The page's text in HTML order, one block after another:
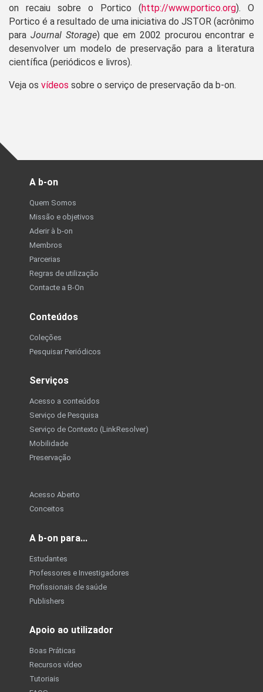
on recaiu sobre o Portico (http://www.portico.org). O
Portico é a resultado de uma iniciativa do JSTOR (acrônimo
para Journal Storage) que em 2002 procurou encontrar e
desenvolver um modelo de preservação para a literatura
científica (periódicos e livros).
Veja os vídeos sobre o serviço de preservação da b-on.
A b-on
Quem Somos
Missão e objetivos
Aderir à b-on
Membros
Parcerias
Regras de utilização
Contacte a B-On
Conteúdos
Coleções
Pesquisar Periódicos
Serviços
Acesso a conteúdos
Serviço de Pesquisa
Serviço de Contexto (LinkResolver)
Mobilidade
Preservação
Acesso Aberto
Conceitos
A b-on para...
Estudantes
Professores e Investigadores
Profissionais de saúde
Publishers
Apoio ao utilizador
Boas Práticas
Recursos vídeo
Tutoriais